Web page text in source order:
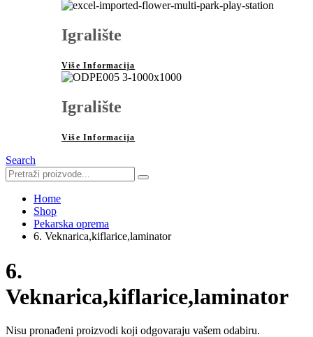
Igralište
Više Informacija
Igralište
Više Informacija
Search
Home
Shop
Pekarska oprema
6. Veknarica,kiflarice,laminator
6.
Veknarica,kiflarice,laminator
Nisu pronađeni proizvodi koji odgovaraju vašem odabiru.